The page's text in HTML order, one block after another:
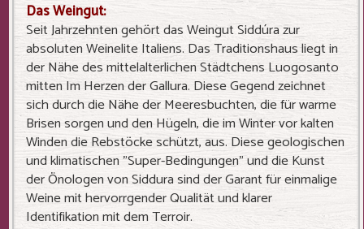
Das Weingut:
Seit Jahrzehnten gehört das Weingut Siddúra zur
absoluten Weinelite Italiens. Das Traditionshaus liegt in
der Nähe des mittelalterlichen Städtchens Luogosanto
mitten Im Herzen der Gallura. Diese Gegend zeichnet
sich durch die Nähe der Meeresbuchten, die für warme
Brisen sorgen und den Hügeln, die im Winter vor kalten
Winden die Rebstöcke schützt, aus. Diese geologischen
und klimatischen "Super-Bedingungen" und die Kunst
der Önologen von Siddura sind der Garant für einmalige
Weine mit hervorrgender Qualität und klarer
Identifikation mit dem Terroir.